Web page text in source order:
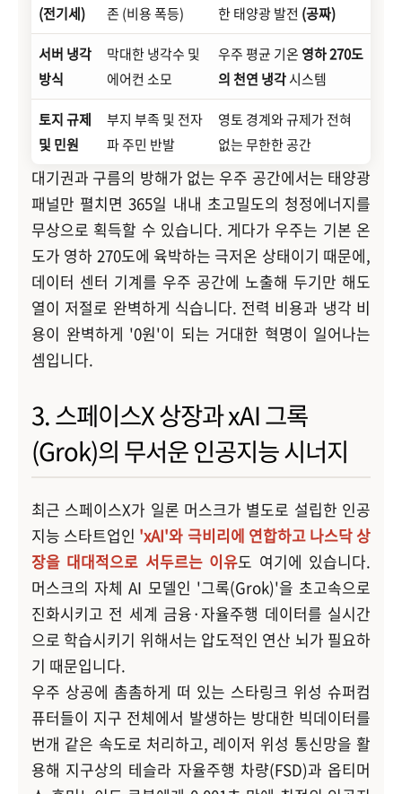
(전기세)
존 (비용 폭등)
한 태양광 발전 (공짜)
서버 냉각
방식
막대한 냉각수 및
에어컨 소모
우주 평균 기온 영하 270도
의 천연 냉각시스템
토지 규제
및 민원
부지 부족 및 전자
파 주민 반발
영토 경계와 규제가 전혀
없는 무한한 공간
대기권과 구름의 방해가 없는 우주 공간에서는 태양광
패널만 펼치면 365일 내내 초고밀도의 청정에너지를
무상으로 획득할 수 있습니다. 게다가 우주는 기본 온
도가 영하 270도에 육박하는 극저온 상태이기 때문에,
데이터 센터 기계를 우주 공간에 노출해 두기만 해도
열이 저절로 완벽하게 식습니다. 전력 비용과 냉각 비
용이 완벽하게 '0원'이 되는 거대한 혁명이 일어나는
셈입니다.
3. 스페이스X 상장과 xAI 그록
(Grok)의 무서운 인공지능 시너지
최근 스페이스X가 일론 머스크가 별도로 설립한 인공
지능 스타트업인 'xAI'와 극비리에 연합하고 나스닥 상
장을 대대적으로 서두르는 이유도 여기에 있습니다.
머스크의 자체 AI 모델인 '그록(Grok)'을 초고속으로
진화시키고 전 세계 금융·자율주행 데이터를 실시간
으로 학습시키기 위해서는 압도적인 연산 뇌가 필요하
기 때문입니다.
우주 상공에 촘촘하게 떠 있는 스타링크 위성 슈퍼컴
퓨터들이 지구 전체에서 발생하는 방대한 빅데이터를
번개 같은 속도로 처리하고, 레이저 위성 통신망을 활
용해 지구상의 테슬라 자율주행 차량(FSD)과 옵티머